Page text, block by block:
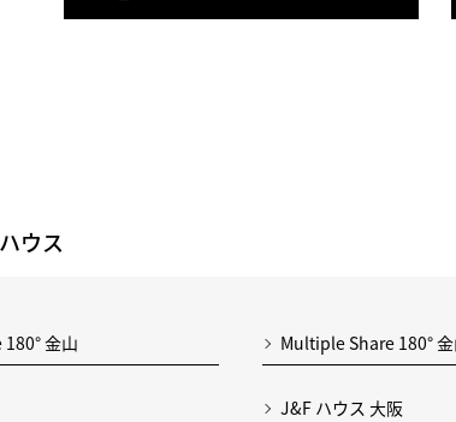
ウス
金山 Multiple Share 180°
J&F ハウス 大阪